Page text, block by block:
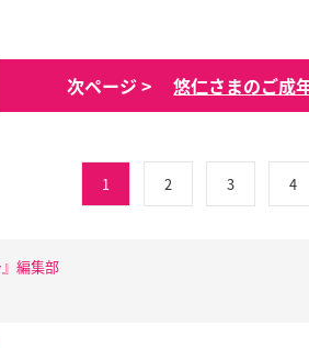
次ページ > 悠仁さまのご成
1 2 3 4
』編集部